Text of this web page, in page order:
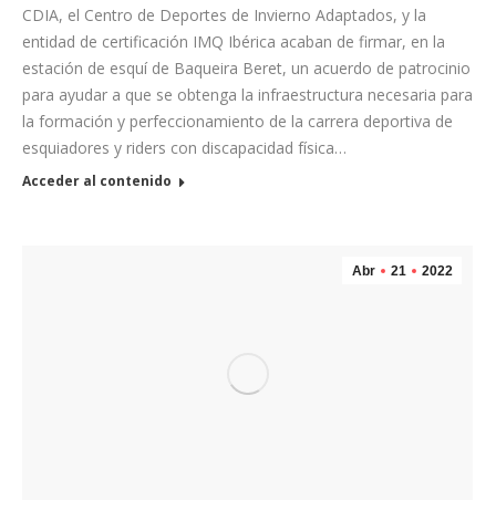
CDIA, el Centro de Deportes de Invierno Adaptados, y la
entidad de certificación IMQ Ibérica acaban de firmar, en la
estación de esquí de Baqueira Beret, un acuerdo de patrocinio
para ayudar a que se obtenga la infraestructura necesaria para
la formación y perfeccionamiento de la carrera deportiva de
esquiadores y riders con discapacidad física…
Acceder al contenido
Abr 21 2022